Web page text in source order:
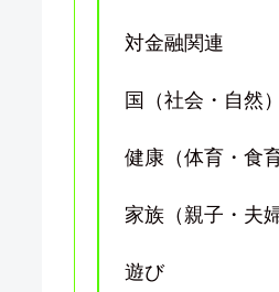
対金融関連
国（社会・自然）
健康（体育・食育
家族（親子・夫婦
遊び